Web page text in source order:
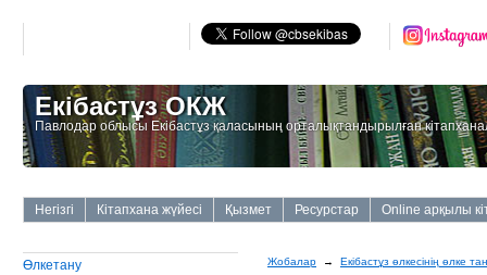
Екібастұз ОКЖ
Павлодар облысы Екібастұз қаласының орталықтандырылған
Негізгі Кітапхана жүйесі Қызмет Ресурстар Online арқылы
Өлкетану
Жобалар → Екiбастұз өлкесiнiң өлке